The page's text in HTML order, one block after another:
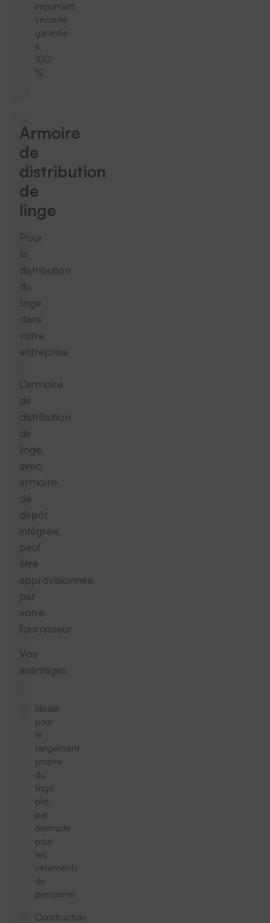
important;
sécurité
garantie
à
100
%
Armoire
de
distribution
de
linge
Pour
la
distribution
du
linge
dans
votre
entreprise
:
L’armoire
de
distribution
de
linge,
avec
armoire
de
dépôt
intégrée,
peut
être
approvisionnée
par
votre
fournisseur.
Vos
avantages
:
Idéale
pour
le
rangement
propre
du
linge
plié,
par
exemple
pour
les
vêtements
du
personnel
Construction